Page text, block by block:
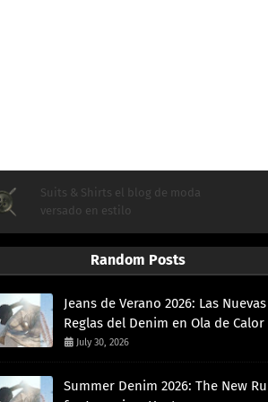
Suits & Shirts el blog de moda
versado en estilo
Random Posts
Jeans de Verano 2026: Las Nuevas
Reglas del Denim en Ola de Calor
July 30, 2026
Summer Denim 2026: The New